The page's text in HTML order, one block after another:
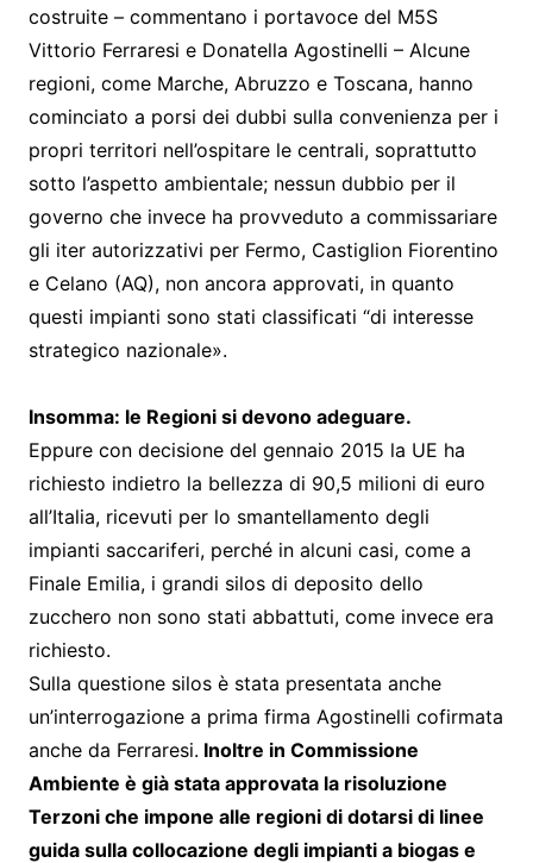
costruite – commentano i portavoce del M5S
Vittorio Ferraresi e Donatella Agostinelli – Alcune
regioni, come Marche, Abruzzo e Toscana, hanno
cominciato a porsi dei dubbi sulla convenienza per i
propri territori nell’ospitare le centrali, soprattutto
sotto l’aspetto ambientale; nessun dubbio per il
governo che invece ha provveduto a commissariare
gli iter autorizzativi per Fermo, Castiglion Fiorentino
e Celano (AQ), non ancora approvati, in quanto
questi impianti sono stati classificati “di interesse
strategico nazionale».
Insomma: le Regioni si devono adeguare.
Eppure con decisione del gennaio 2015 la UE ha
richiesto indietro la bellezza di 90,5 milioni di euro
all’Italia, ricevuti per lo smantellamento degli
impianti saccariferi, perché in alcuni casi, come a
Finale Emilia, i grandi silos di deposito dello
zucchero non sono stati abbattuti, come invece era
richiesto.
Sulla questione silos è stata presentata anche
un’interrogazione a prima firma Agostinelli cofirmata
anche da Ferraresi. Inoltre in Commissione
Ambiente è già stata approvata la risoluzione
Terzoni che impone alle regioni di dotarsi di linee
guida sulla collocazione degli impianti a biogas e